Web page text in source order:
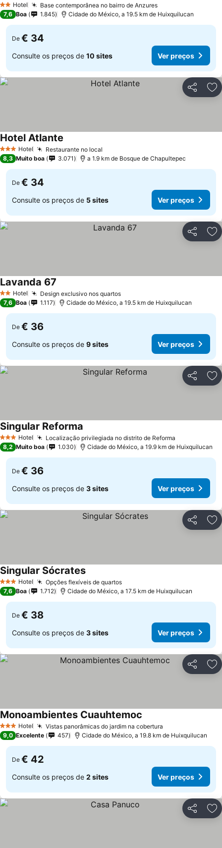
2 Estrelas
Hotel Base contemporânea no bairro de AnzuresVer preços
7,6 Boa 1.845 Cidade do México, a 19.5 km de Huixquilucan
De € 34
Consulte os preços de 10 sites Ver preços
Partilhar
3 EstrelasHotel Restaurante no local
Hotel Atlante
8,3 Muito boa 3.071 a 1.9 km de Bosque de Chapultepec
De € 34
Consulte os preços de 5 sites Ver preços
Partilhar
2 Estrelas
Hotel Design exclusivo nos quartosVer preços
Lavanda 67
7,6 Boa 1.117 Cidade do México, a 19.5 km de Huixquilucan
De € 36
Consulte os preços de 9 sites Ver preços
Partilhar
3 EstrelasHotel Localização privilegiada no distrito de Reforma
Singular Reforma
8,2 Muito boa 1.030 Cidade do México, a 19.9 km de Huixquilucan
De € 36
Consulte os preços de 3 sites Ver preços
Partilhar
3 EstrelasHotel Opções flexíveis de quartosVer preços
Singular SócratesVer preços
7,6 Boa 1.712 Cidade do México, a 17.5 km de Huixquilucan
De € 38
Consulte os preços de 3 sites Ver preços
Partilhar
3 EstrelasHotel Vistas panorâmicas do jardim na cobertura
Monoambientes Cuauhtemoc
9,0 Excelente 457 Cidade do México, a 19.8 km de Huixquilucan
De € 42
Consulte os preços de 2 sites Ver preços
Partilhar